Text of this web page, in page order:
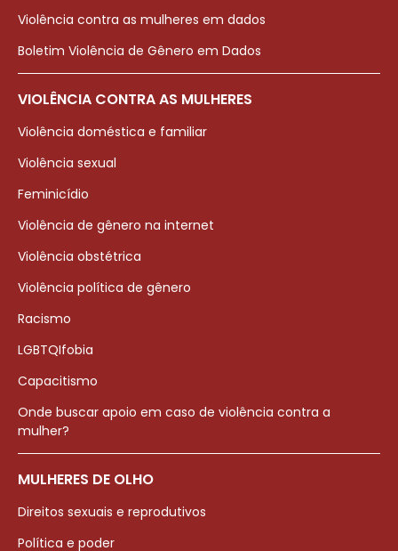
Violência contra as mulheres em dados
Boletim Violência de Gênero em Dados
VIOLÊNCIA CONTRA AS MULHERES
Violência doméstica e familiar
Violência sexual
Feminicídio
Violência de gênero na internet
Violência obstétrica
Violência política de gênero
Racismo
LGBTQIfobia
Capacitismo
Onde buscar apoio em caso de violência contra a
mulher?
MULHERES DE OLHO
Direitos sexuais e reprodutivos
Política e poder